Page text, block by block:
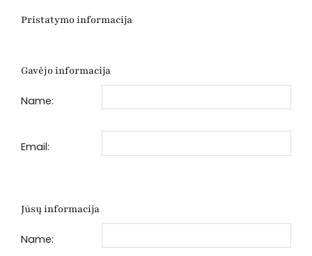
Pristatymo informacija
Gavėjo informacija
Name:
Email:
Jūsų informacija
Name: